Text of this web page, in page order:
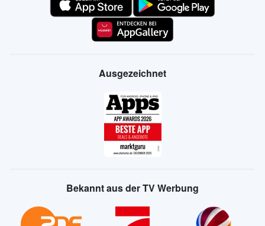
Ausgezeichnet
Bekannt aus der TV Werbung